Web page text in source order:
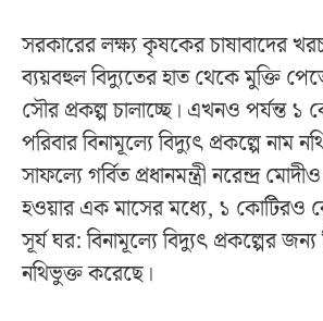
সরকারের লক্ষ্য কৃষকের চাষাবাদের
ব্যয়বহুল বিদ্যুতের হাত থেকে মুক্তি
সৌর প্রকল্প চালাচ্ছে। এখনও পর্যন্ত ১
পরিবার বিনামূল্যে বিদ্যুৎ প্রকল্পে নাম
সাফল্যে গর্বিত প্রধানমন্ত্রী নরেন্দ্র
হওয়ার এক মাসের মধ্যে, ১ কোটিরও
সূর্য ঘর: বিনামূল্যে বিদ্যুৎ প্রকল্পের
নথিভুক্ত করেছে।